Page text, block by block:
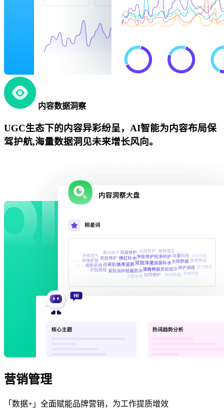
内容数据洞察
UGC生态下的内容异彩纷呈，AI智能为内容布局保
驾护航,海量数据洞见未来增长风向。
营销管理
「数据+」全面赋能品牌营销，为工作提质增效